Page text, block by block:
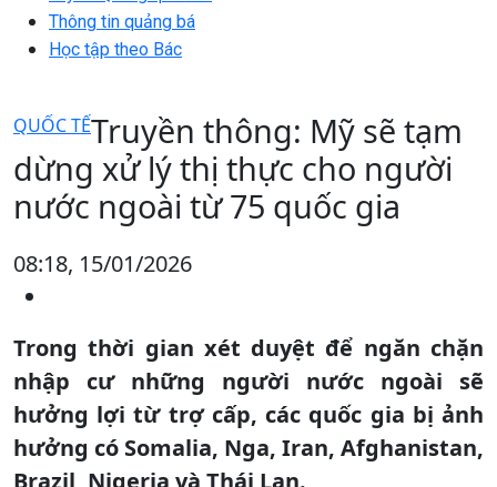
Thông tin quảng bá
Học tập theo Bác
QUỐC TẾTruyền thông: Mỹ sẽ tạm
dừng xử lý thị thực cho người
nước ngoài từ 75 quốc gia
08:18, 15/01/2026
Trong thời gian xét duyệt để ngăn chặn
nhập cư những người nước ngoài sẽ
hưởng lợi từ trợ cấp, các quốc gia bị ảnh
hưởng có Somalia, Nga, Iran, Afghanistan,
Brazil, Nigeria và Thái Lan.